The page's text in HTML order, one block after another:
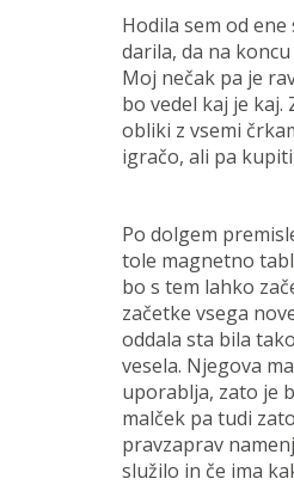
Hodila sem od
darila, da na
Moj nečak pa je
bo vedel kaj je
obliki z vsemi
igračo, ali pa
Po dolgem
tole magnetno
bo s tem lahko
začetke vsega
oddala sta bila
vesela. Njegova
uporablja, zato je
malček pa tudi
pravzaprav
služilo in če ima